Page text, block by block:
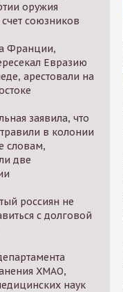
оружия
союзников
Франции,
Евразию
арестовали на
заявила, что
в колонии
словам,
две
россиян не
с долговой
ХМАО,
наук